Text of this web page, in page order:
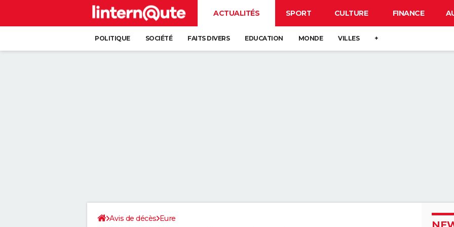
ACTUALITÉS SPORT CULTURE FINANCE
POLITIQUE SOCIÉTÉ FAITS DIVERS EDUCATION MONDE VILLES +
Avis de décès Eure